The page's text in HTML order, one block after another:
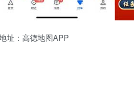
址：高德地图APP